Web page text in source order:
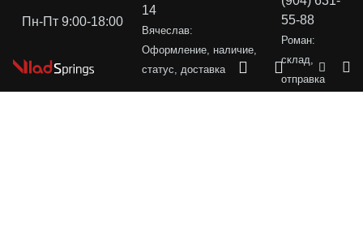
Пн-Пт 9:00-18:00
14
Вячеслав:
Оформление, наличие,
статус, доставка
55-88
Роман:
склад,
отправка